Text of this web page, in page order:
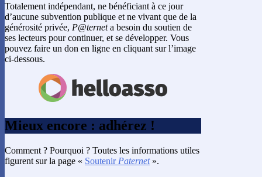
Totalement indépendant, ne bénéficiant à ce jour
d’aucune subvention publique et ne vivant que de la
générosité privée, P@terneta besoin du soutien de
ses lecteurs pour continuer, et se développer. Vous
pouvez faire un don en ligne en cliquant sur l’image
ci-dessous.
Mieux encore : adhérez !
Comment ? Pourquoi ? Toutes les informations utiles
figurent sur la page « Soutenir Paternet».